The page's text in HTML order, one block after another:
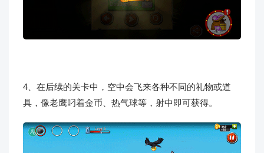
4、在后续的关卡中，空中会飞来各种不同的礼物或道
具，像老鹰叼着金币、热气球等，射中即可获得。